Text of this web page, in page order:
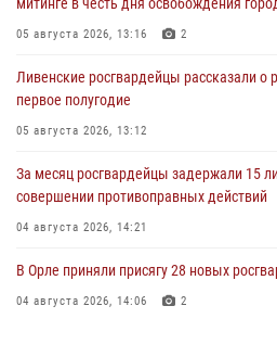
митинге в честь дня освобождения
05 августа 2026, 13:16 2
Ливенские росгвардейцы рассказали о
первое полугодие
05 августа 2026, 13:12
За месяц росгвардейцы задержали 15
совершении противоправных действий
04 августа 2026, 14:21
В Орле приняли присягу 28 новых
04 августа 2026, 14:06 2